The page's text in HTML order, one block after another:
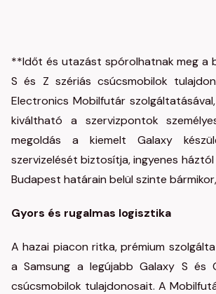
**Időt és utazást spórolhatnak meg a
S és Z szériás csúcsmobilok
Electronics Mobilfutár
kiváltható a szervizpontok
megoldás a kiemelt Galaxy
szervizelését biztosítja, ingyenes háztól
Budapest határain belül szinte
Gyors és rugalmas logisztika
A hazai piacon ritka, prémium
a Samsung a legújabb Galaxy S és
csúcsmobilok tulajdonosait. A